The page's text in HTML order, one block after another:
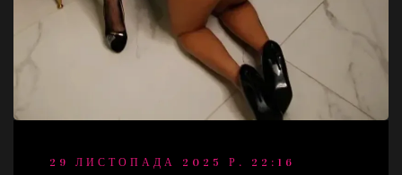
29 ЛИСТОПАДА 2025 Р. 22:16